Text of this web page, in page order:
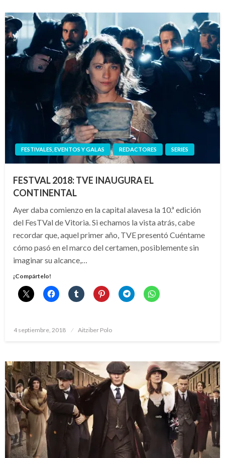
FESTIVALES, EVENTOS Y GALAS REDACTORES SERIES
FESTVAL 2018: TVE INAUGURA EL
CONTINENTAL
Ayer daba comienzo en la capital alavesa la 10.ª edición
del FesTVal de Vitoria. Si echamos la vista atrás, cabe
recordar que, aquel primer año, TVE presentó Cuéntame
cómo pasó en el marco del certamen, posiblemente sin
imaginar su alcance,…
¡Compártelo!
Publicado
4 septiembre, 2018 Aitziber Polo